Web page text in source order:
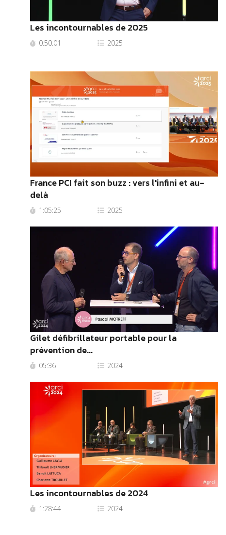
Les incontournables de 2025
0:50:01 2025
France PCI fait son buzz : vers l'infini et au-
delà
1:05:25 2025
Gilet défibrillateur portable pour la
prévention de...
05:36 2024
Les incontournables de 2024
1:28:44 2024